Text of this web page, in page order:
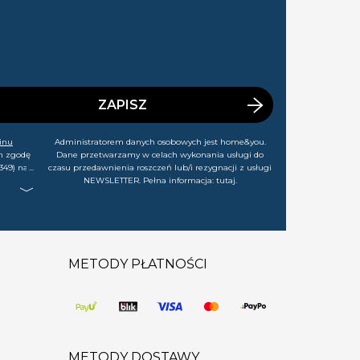
zgodę
na
chwili
ZAPISZ
Administratorem danych osobowych jest home&you.
Dane przetwarzamy w celach wykonania usługi do
czasu przedawnienia roszczeń lub/i rezygnacji z usługi
NEWSLETTER. Pełna informacja: tutaj.
METODY PŁATNOŚCI